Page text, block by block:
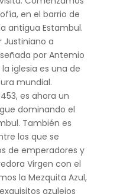
en el barrio de
antigua Estambul.
Justiniano a
por Antemio
iglesia es una de
mundial.
es ahora un
dominando el
También es
los que se
de emperadores y
Virgen con el
la Mezquita Azul,
azulejos